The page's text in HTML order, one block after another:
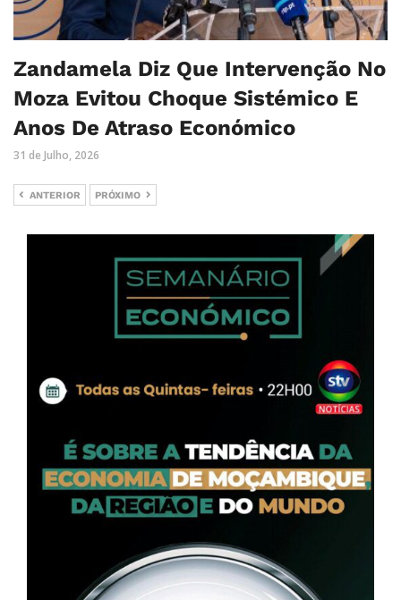
Zandamela Diz Que Intervenção No
Moza Evitou Choque Sistémico E
Anos De Atraso Económico
31 de Julho, 2026
ANTERIOR PRÓXIMO